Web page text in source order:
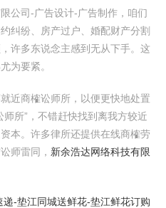
公司-广告设计-广告制作，咱们
纠纷、房产过户、婚配财产分割
许多东说念主感到无从下手。这
为要紧。
近商榷讼师所，以便更快地处置
所”，不错赶快找到离我方较近
本。许多律所还提供在线商榷劳
师雷同， 新余浩达网络科技有限
递-垫江同城送鲜花-垫江鲜花订购